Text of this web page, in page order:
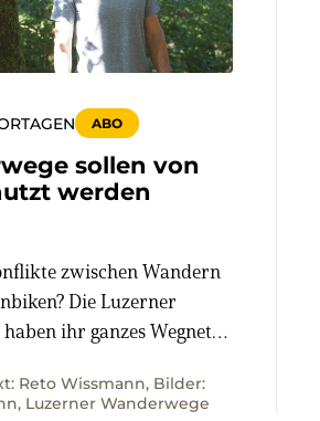
ABO
sollen von
werden
zwischen Wandern
Die Luzerner
ihr ganzes Wegnetz
Rando Sonderpreis
Reto Wissmann, Bilder:
Luzerner Wanderwege